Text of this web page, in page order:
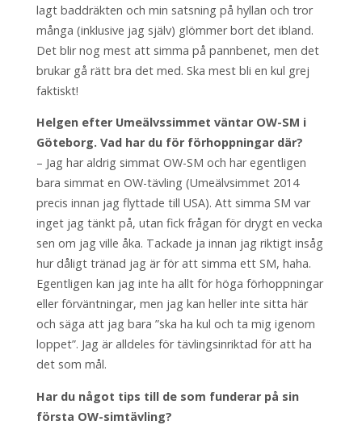
lagt baddräkten och min satsning på hyllan och tror
många (inklusive jag själv) glömmer bort det ibland.
Det blir nog mest att simma på pannbenet, men det
brukar gå rätt bra det med. Ska mest bli en kul grej
faktiskt!
Helgen efter Umeälvssimmet väntar OW-SM i
Göteborg. Vad har du för förhoppningar där?
– Jag har aldrig simmat OW-SM och har egentligen
bara simmat en OW-tävling (Umeälvsimmet 2014
precis innan jag flyttade till USA). Att simma SM var
inget jag tänkt på, utan fick frågan för drygt en vecka
sen om jag ville åka. Tackade ja innan jag riktigt insåg
hur dåligt tränad jag är för att simma ett SM, haha.
Egentligen kan jag inte ha allt för höga förhoppningar
eller förväntningar, men jag kan heller inte sitta här
och säga att jag bara ”ska ha kul och ta mig igenom
loppet”. Jag är alldeles för tävlingsinriktad för att ha
det som mål.
Har du något tips till de som funderar på sin
första OW-simtävling?